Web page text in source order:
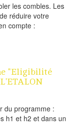
les combles. Les
réduire votre
compte :
"Eligibilité
du programme :
h1 et h2 et dans un